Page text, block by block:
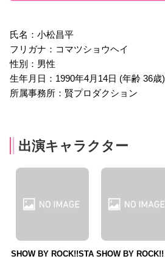
氏名：小松昌平
フリガナ：コマツショウヘイ
性別：男性
生年月日：1990年4月14日 (年齢 36歳)
所属事務所：賢プロダクション
出演キャラクター
SHOW BY ROCK!!STA SHOW BY ROCK!!